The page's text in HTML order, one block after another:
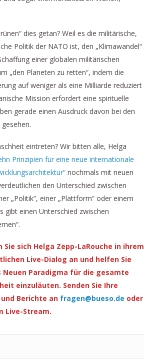
dies getan? Weil es die militärische,
Politik der NATO ist, den „Klimawandel“
einer globalen militärischen
„den Planeten zu retten“, indem die
auf weniger als eine Milliarde reduziert
Mission erfordert eine spirituelle
gerade einen Ausdruck davon bei den
eintreten? Wir bitten alle, Helga
Prinzipien für eine neue internationale
nochmals mit neuen
den Unterschied zwischen
„Politik“, einer „Plattform“ oder einem
gibt einen Unterschied zwischen
Sie sich Helga Zepp-LaRouche in ihrem
Live-Dialog an und helfen Sie
Neuen Paradigma für die gesamte
einzuläuten. Senden Sie Ihre
Berichte an fragen@bueso.de oder
Live-Stream.